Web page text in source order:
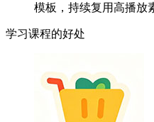
模板，持续复用高播放
学习课程的好处